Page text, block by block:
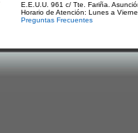
E.E.U.U. 961 c/ Tte. Fariña.
Horario de Atención: Lunes a
Preguntas Frecuentes